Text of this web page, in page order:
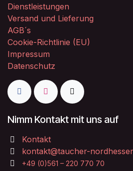
Dienstleistungen
Versand und Lieferung
AGB´s
Cookie-Richtlinie (EU)
Impressum
Datenschutz
Nimm Kontakt mit uns auf
Kontakt
kontakt@taucher-
+49 (0)561 – 220 770 70